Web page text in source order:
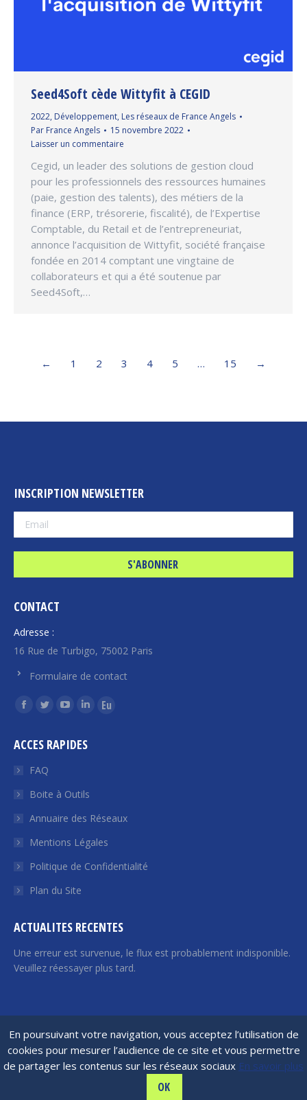
En poursuivant votre navigation, vous acceptez l’utilisation de
cookies pour mesurer l’audience de ce site et vous permettre
de partager les contenus sur les réseaux sociaux En savoir plus
OK
Seed4Soft cède Wittyfit à CEGID
2022, Développement, Les réseaux de France Angels
Par France Angels
15 novembre 2022
Laisser un commentaire
Cegid, un leader des solutions de gestion cloud
pour les professionnels des ressources humaines
(paie, gestion des talents), des métiers de la
finance (ERP, trésorerie, fiscalité), de l’Expertise
Comptable, du Retail et de l’entrepreneuriat,
annonce l’acquisition de Wittyfit, société française
fondée en 2014 comptant une vingtaine de
collaborateurs et qui a été soutenue par
Seed4Soft,…
← 1 2 3 4 5 … 15 →
INSCRIPTION NEWSLETTER
CONTACT
Adresse :
16 Rue de Turbigo, 75002 Paris
Formulaire de contact
Trouvez nous sur :
La
Facebook
s'ouvre
une
nouvelle
fenêtre
La
Twitter
s'ouvre
une
nouvelle
fenêtre
La
YouTube
une
nouvelle
fenêtre
La
LinkedIn
une
nouvelle
fenêtre
La
nouvelle
fenêtre
ACCES RAPIDES
FAQ
Boite à Outils
Annuaire des Réseaux
Mentions Légales
Politique de Confidentialité
Plan du Site
ACTUALITES RECENTES
Une erreur est survenue, le flux est probablement indisponible.
Veuillez réessayer plus tard.